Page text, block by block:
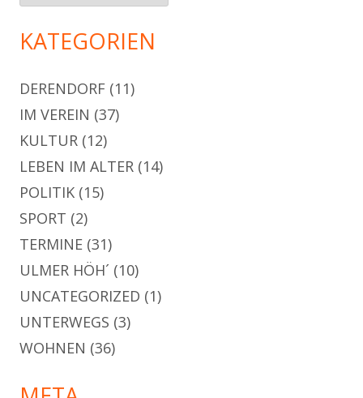
KATEGORIEN
DERENDORF (11)
IM VEREIN (37)
KULTUR (12)
LEBEN IM ALTER (14)
POLITIK (15)
SPORT (2)
TERMINE (31)
ULMER HÖH´ (10)
UNCATEGORIZED (1)
UNTERWEGS (3)
WOHNEN (36)